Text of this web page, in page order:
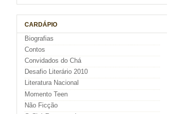
CARDÁPIO
Biografias
Contos
Convidados do Chá
Desafio Literário 2010
Literatura Nacional
Momento Teen
Não Ficção